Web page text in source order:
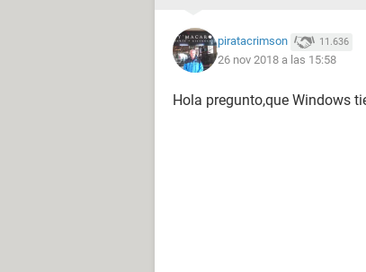
piratacrimson 11.636
26 nov 2018 a las 15:58
Hola pregunto,que Windows